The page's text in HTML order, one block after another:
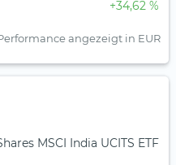
+34,62 %
angezeigt in EUR
MSCI India UCITS ETF